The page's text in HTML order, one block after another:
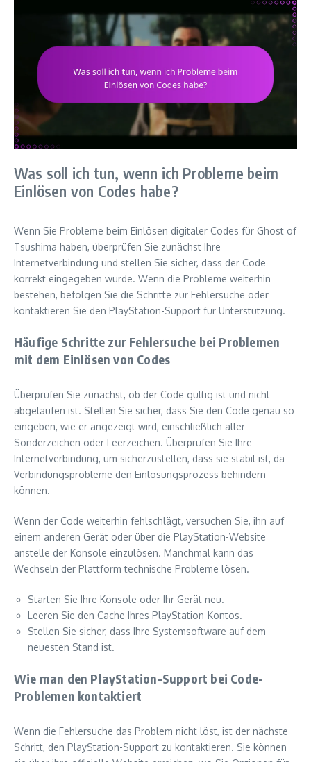
Was soll ich tun, wenn ich Probleme beim
Einlösen von Codes habe?
Wenn Sie Probleme beim Einlösen digitaler Codes für Ghost of
Tsushima haben, überprüfen Sie zunächst Ihre
Internetverbindung und stellen Sie sicher, dass der Code
korrekt eingegeben wurde. Wenn die Probleme weiterhin
bestehen, befolgen Sie die Schritte zur Fehlersuche oder
kontaktieren Sie den PlayStation-Support für Unterstützung.
Häufige Schritte zur Fehlersuche bei Problemen
mit dem Einlösen von Codes
Überprüfen Sie zunächst, ob der Code gültig ist und nicht
abgelaufen ist. Stellen Sie sicher, dass Sie den Code genau so
eingeben, wie er angezeigt wird, einschließlich aller
Sonderzeichen oder Leerzeichen. Überprüfen Sie Ihre
Internetverbindung, um sicherzustellen, dass sie stabil ist, da
Verbindungsprobleme den Einlösungsprozess behindern
können.
Wenn der Code weiterhin fehlschlägt, versuchen Sie, ihn auf
einem anderen Gerät oder über die PlayStation-Website
anstelle der Konsole einzulösen. Manchmal kann das
Wechseln der Plattform technische Probleme lösen.
Starten Sie Ihre Konsole oder Ihr Gerät neu.
Leeren Sie den Cache Ihres PlayStation-Kontos.
Stellen Sie sicher, dass Ihre Systemsoftware auf dem
neuesten Stand ist.
Wie man den PlayStation-Support bei Code-
Problemen kontaktiert
Wenn die Fehlersuche das Problem nicht löst, ist der nächste
Schritt, den PlayStation-Support zu kontaktieren. Sie können